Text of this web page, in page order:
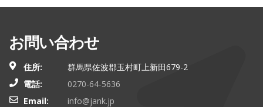
お問い合わせ
住所:
群馬県佐波郡玉村町上新田679-2
電話:
0270-64-5636
Email:
info@jank.jp